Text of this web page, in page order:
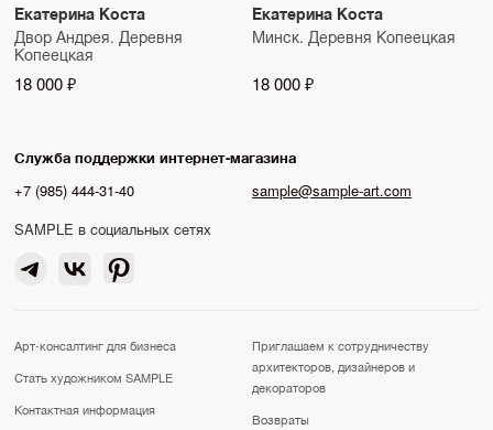
Екатерина Коста
Двор Андрея. Деревня
Копеецкая
18 000 ₽
Екатерина Коста
Минск. Деревня Копеецкая
18 000 ₽
Служба поддержки интернет-магазина
+7 (985) 444-31-40
sample@sample-art.com
SAMPLE в социальных сетях
Арт-консалтинг для бизнеса
Стать художником SAMPLE
Контактная информация
Приглашаем к сотрудничеству
архитекторов, дизайнеров и
декораторов
Возвраты